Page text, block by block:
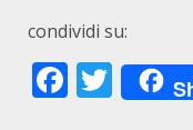
condividi su: